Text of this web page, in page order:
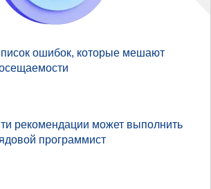
ошибок, которые мешают
рекомендации может выполнить
программист